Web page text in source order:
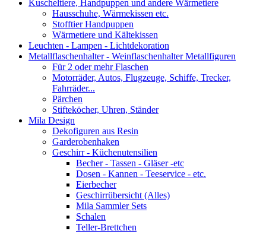
Kuscheltiere, Handpuppen und andere Wärmetiere
Hausschuhe, Wärmekissen etc.
Stofftier Handpuppen
Wärmetiere und Kältekissen
Leuchten - Lampen - Lichtdekoration
Metallflaschenhalter - Weinflaschenhalter Metallfiguren
Für 2 oder mehr Flaschen
Motorräder, Autos, Flugzeuge, Schiffe, Trecker,
Fahrräder...
Pärchen
Stifteköcher, Uhren, Ständer
Mila Design
Dekofiguren aus Resin
Garderobenhaken
Geschirr - Küchenutensilien
Becher - Tassen - Gläser -etc
Dosen - Kannen - Teeservice - etc.
Eierbecher
Geschirrübersicht (Alles)
Mila Sammler Sets
Schalen
Teller-Brettchen